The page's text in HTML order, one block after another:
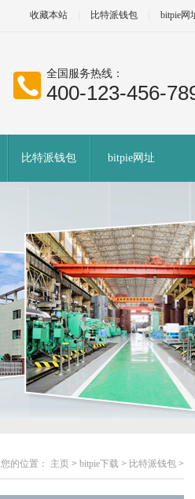
收藏本站 比特派钱包 bitpie网
全国服务热线：
400-123-456-
比特派钱包 bitpie网址
您的位置： 主页 > bitpie下载 > 比特派钱包 >